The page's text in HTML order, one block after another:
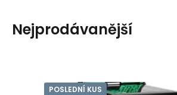
Nejprodávanější
POSLEDNÍ KUSKód:VJBRDBU220CL
Skladem 1 ks